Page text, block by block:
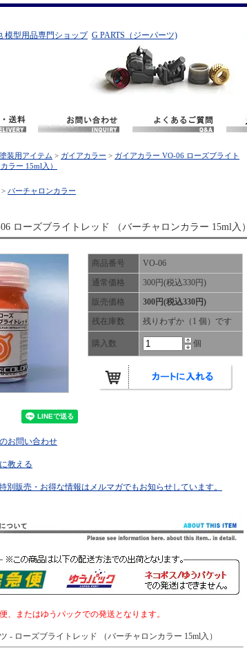
模型用品専門ショップ G PARTS（ジーパーツ)
装用アイテム > ガイアカラー > ガイアカラー VO-06 ローズブライト
ラー 15ml入）
> バーチャロンカラー
ローズブライトレッド （バーチャロンカラー 15ml入）
商品番号
VO-06
通常価格
300円(税込330円)
販売価格
300円(税込330円)
残在庫数
残りわずか（1 個）です
購入数 個
お問い合わせ
教える
別販売・お得な情報はメルマガでもお知らせしています。
、またはゆうパックでの発送となります。
- ローズブライトレッド （バーチャロンカラー 15ml入）